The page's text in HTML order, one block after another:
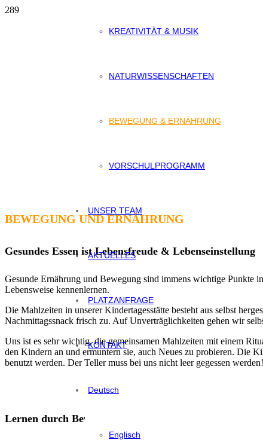
KREATIVITÄT & MUSIK
NATURWISSENSCHAFTEN
BEWEGUNG & ERNÄHRUNG
VORSCHULPROGRAMM
UNSER TEAM
AKTUELLES
PLATZANFRAGE
KONTAKT
Deutsch
Englisch
BEWEGUNG UND ERNÄHRUNG
Gesundes Essen ist Lebensfreude & Lebenseinstellung
Gesunde Ernährung und Bewegung sind immens wichtige Punkte
Lebensweise kennenlernen.
Die Mahlzeiten in unserer Kindertagesstätte besteht aus selbst
Nachmittagssnack frisch zu. Auf Unverträglichkeiten gehen wir
Uns ist es sehr wichtig, die gemeinsamen Mahlzeiten mit einem
den Kindern an und ermuntern sie, auch Neues zu probieren. Die
benutzt werden. Der Teller muss bei uns nicht leer gegessen werden!
Lernen durch Bewegung